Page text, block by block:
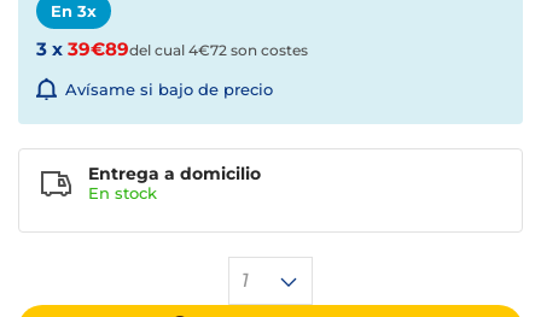
En 3x
3 x 39€89del cual 4€72 son costes
Avísame si bajo de precio
1
Entrega a domicilio
En stock